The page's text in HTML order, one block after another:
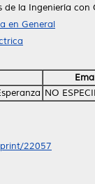
de la Ingeniería
en General
NO
22057